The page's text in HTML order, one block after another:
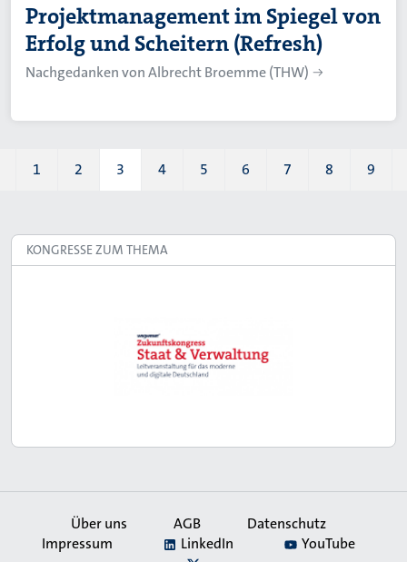
Projektmanagement im Spiegel von
Erfolg und Scheitern (Refresh)
Nachgedanken von Albrecht Broemme (THW)
Page
1
Page
2
Aktuelle Seite
3
Page
4
Page
5
Page
6
Page
7
Page
8 9
KONGRESSE ZUM THEMA
Secondary
Über uns AGB
Datenschutz
Impressum
LinkedIn
YouTube